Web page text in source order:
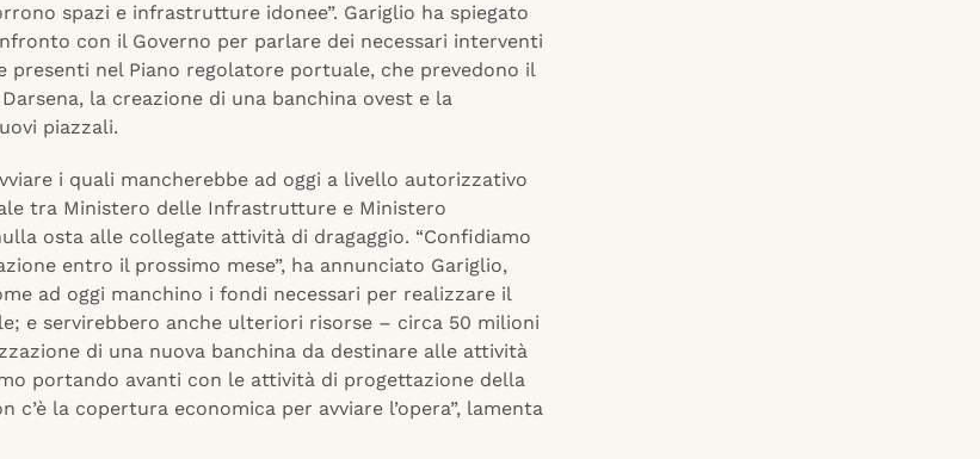
spazi e infrastrutture idonee”. Gariglio ha spiegato
con il Governo per parlare dei necessari interventi
nel Piano regolatore portuale, che prevedono il
la creazione di una banchina ovest e la
piazzali.
i quali mancherebbe ad oggi a livello autorizzativo
tra Ministero delle Infrastrutture e Ministero
osta alle collegate attività di dragaggio. “Confidiamo
entro il prossimo mese”, ha annunciato Gariglio,
ad oggi manchino i fondi necessari per realizzare il
e servirebbero anche ulteriori risorse – circa 50 milioni
di una nuova banchina da destinare alle attività
portando avanti con le attività di progettazione della
c’è la copertura economica per avviare l’opera”, lamenta